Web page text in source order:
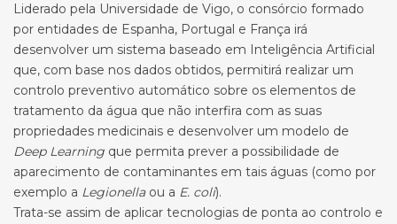
Liderado pela Universidade de Vigo, o consórcio formado
por entidades de Espanha, Portugal e França irá
desenvolver um sistema baseado em Inteligência Artificial
que, com base nos dados obtidos, permitirá realizar um
controlo preventivo automático sobre os elementos de
tratamento da água que não interfira com as suas
propriedades medicinais e desenvolver um modelo de
Deep Learning que permita prever a possibilidade de
aparecimento de contaminantes em tais águas (como por
exemplo a Legionellaou a E. coli).
Trata-se assim de aplicar tecnologias de ponta ao controlo e